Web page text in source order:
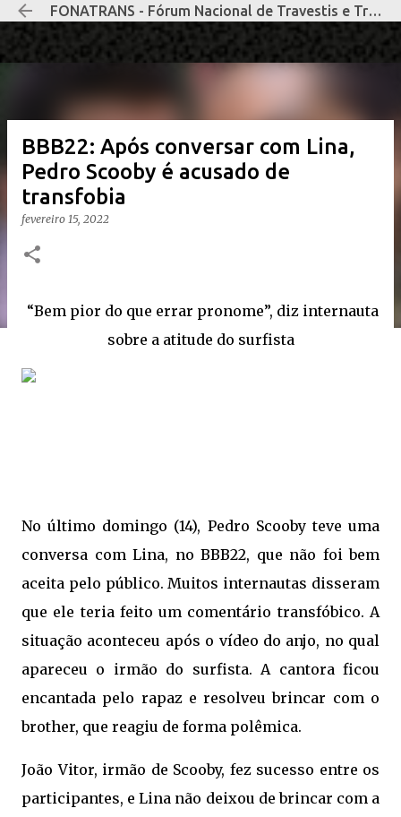
Pular para o conteúdo principal
FONATRANS - Fórum Nacional de Travestis e Transexuais Negras e Negros
BBB22: Após conversar com Lina,
Pedro Scooby é acusado de
transfobia
fevereiro 15, 2022
“Bem pior do que errar pronome”, diz internauta
sobre a atitude do surfista
No último domingo (14), Pedro Scooby teve uma
conversa com Lina, no BBB22, que não foi bem
aceita pelo público. Muitos internautas disseram
que ele teria feito um comentário transfóbico. A
situação aconteceu após o vídeo do anjo, no qual
apareceu o irmão do surfista. A cantora ficou
encantada pelo rapaz e resolveu brincar com o
brother, que reagiu de forma polêmica.
João Vitor, irmão de Scooby, fez sucesso entre os
participantes, e Lina não deixou de brincar com a